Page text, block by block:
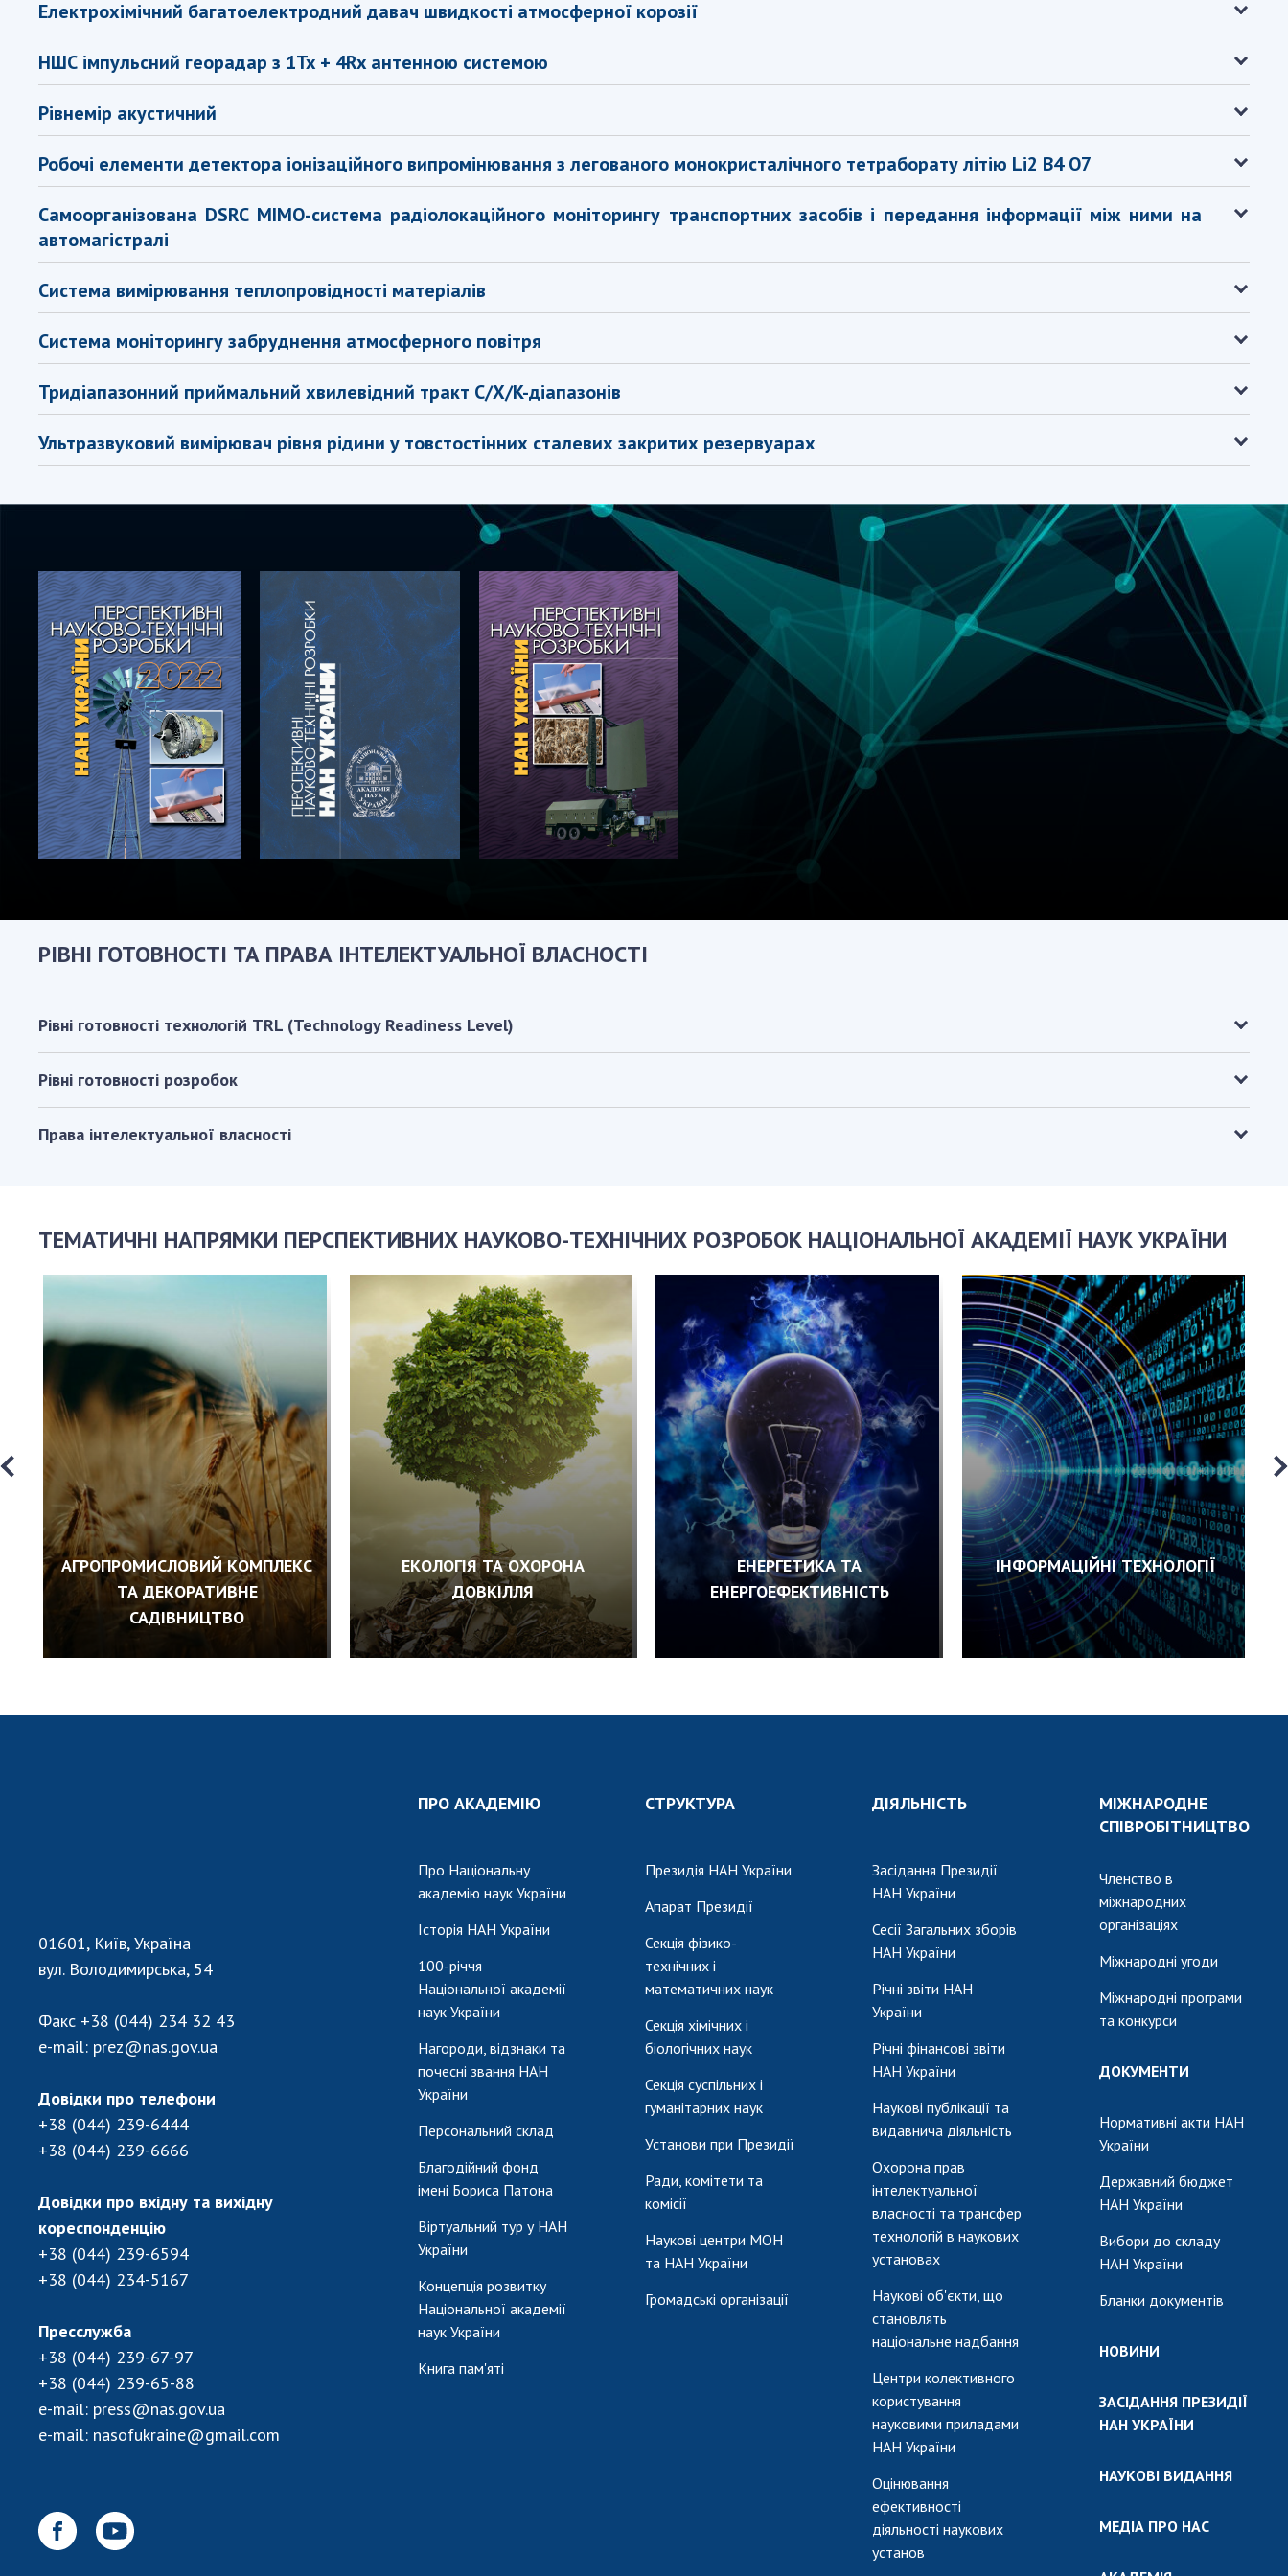
КАБІНЕТ
Електрохімічний багатоелектродний давач швидкості атмосферної корозії
НШС імпульсний георадар з 1Tx + 4Rx антенною системою
Рівнемір акустичний
Робочі елементи детектора іонізаційного випромінювання з легованого монокристалічного тетраборату літію Li2 B4 O7
Самоорганізована DSRC MIMO-система радіолокаційного моніторингу транспортних засобів і передання інформації між ними на
автомагістралі
Система вимірювання теплопровідності матеріалів
Система моніторингу забруднення атмосферного повітря
Тридіапазонний приймальний хвилевідний тракт С/Х/K-діапазонів
Ультразвуковий вимірювач рівня рідини у товстостінних сталевих закритих резервуарах
РІВНІ ГОТОВНОСТІ ТА ПРАВА ІНТЕЛЕКТУАЛЬНОЇ ВЛАСНОСТІ
Рівні готовності технологій TRL (Technology Readiness Level)
Рівні готовності розробок
Права інтелектуальної власності
ТЕМАТИЧНІ НАПРЯМКИ ПЕРСПЕКТИВНИХ НАУКОВО-ТЕХНІЧНИХ РОЗРОБОК НАЦІОНАЛЬНОЇ АКАДЕМІЇ НАУК УКРАЇНИ
АГРОПРОМИСЛОВИЙ КОМПЛЕКС
ТА ДЕКОРАТИВНЕ
САДІВНИЦТВО
ЕКОЛОГІЯ ТА ОХОРОНА
ДОВКІЛЛЯ
ЕНЕРГЕТИКА ТА
ЕНЕРГОЕФЕКТИВНІСТЬ
ІНФОРМАЦІЙНІ ТЕХНОЛОГІЇ
01601, Київ, Україна
вул. Володимирська, 54
Факс +38 (044) 234 32 43
e-mail: prez@nas.gov.ua
Довідки про телефони
+38 (044) 239-6444
+38 (044) 239-6666
Довідки про вхідну та вихідну
кореспонденцію
+38 (044) 239-6594
+38 (044) 234-5167
Пресслужба
+38 (044) 239-67-97
+38 (044) 239-65-88
e-mail: press@nas.gov.ua
e-mail: nasofukraine@gmail.com
ПРО АКАДЕМІЮ
Про Національну
академію наук України
Історія НАН України
100-річчя
Національної академії
наук України
Нагороди, відзнаки та
почесні звання НАН
України
Персональний склад
Благодійний фонд
імені Бориса Патона
Віртуальний тур у НАН
України
Концепція розвитку
Національної академії
наук України
Книга пам'яті
СТРУКТУРА
Президія НАН України
Апарат Президії
Секція фізико-
технічних і
математичних наук
Секція хімічних і
біологічних наук
Секція суспільних і
гуманітарних наук
Установи при Президії
Ради, комітети та
комісії
Наукові центри МОН
та НАН України
Громадські організації
ДІЯЛЬНІСТЬ
Засідання Президії
НАН України
Сесії Загальних зборів
НАН України
Річні звіти НАН
України
Річні фінансові звіти
НАН України
Наукові публікації та
видавнича діяльність
Охорона прав
інтелектуальної
власності та трансфер
технологій в наукових
установах
Наукові об'єкти, що
становлять
національне надбання
Центри колективного
користування
науковими приладами
НАН України
Оцінювання
ефективності
діяльності наукових
установ
МІЖНАРОДНЕ
СПІВРОБІТНИЦТВО
Членство в
міжнародних
організаціях
Міжнародні угоди
Міжнародні програми
та конкурси
ДОКУМЕНТИ
Нормативні акти НАН
України
Державний бюджет
НАН України
Вибори до складу
НАН України
Бланки документів
НОВИНИ
ЗАСІДАННЯ ПРЕЗИДІЇ
НАН УКРАЇНИ
НАУКОВІ ВИДАННЯ
МЕДІА ПРО НАС